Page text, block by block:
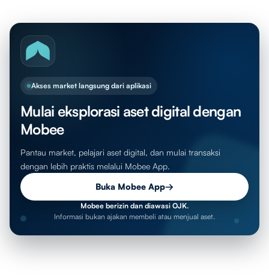
Akses market langsung dari aplikasi
Mulai eksplorasi aset digital dengan
Mobee
Pantau market, pelajari aset digital, dan mulai transaksi
dengan lebih praktis melalui Mobee App.
Buka Mobee App→
Mobee berizin dan diawasi OJK.
Informasi bukan ajakan membeli atau menjual aset.